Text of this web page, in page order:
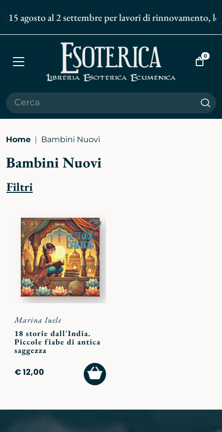
15 agosto al 2 settembre per lavori di rinnovamento,
Apri
Vai
0
Home Bambini Nuovi
Bambini Nuovi
Filtri
Aggiungi
ai
preferiti
Marina Iuele
18 storie dall'India.
Piccole fiabe di antica
saggezza
€ 12,00
AGGIUNGI
AL
CARRELLO